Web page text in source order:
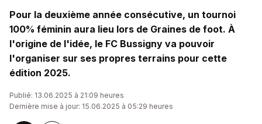
Pour la deuxième année consécutive, un tournoi
100% féminin aura lieu lors de Graines de foot. À
l'origine de l'idée, le FC Bussigny va pouvoir
l'organiser sur ses propres terrains pour cette
édition 2025.
Publié: 13.06.2025 à 21:09 heures
Dernière mise à jour: 15.06.2025 à 05:29 heures